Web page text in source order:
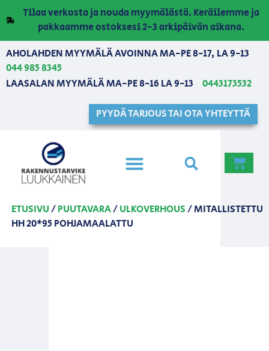
Tilaa verkosta ja nouda myymälästä. Keräilemme ja
pakkaamme ostoksesi 2-3 arkipäivän aikana.
AHOLAHDEN MYYMÄLÄ AVOINNA MA-PE 8-17, LA 9-13
044 985 8345
LAASALAN MYYMÄLÄ MA-PE 8-16 LA 9-13
0443173532
PYYDÄ TARJOUS TAI OTA YHTEYTTÄ
ETUSIVU/PUUTAVARA/ULKOVERHOUS/ MITALLISTETTU
HH 20*95 POHJAMAALATTU